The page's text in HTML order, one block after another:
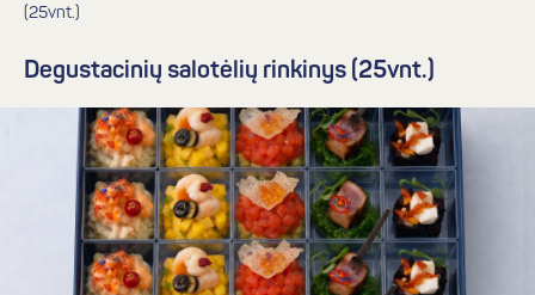
(25vnt.)
Degustacinių salotėlių rinkinys (25vnt.)